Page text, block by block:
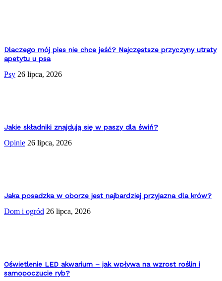
Dlaczego mój pies nie chce jeść? Najczęstsze przyczyny utraty
apetytu u psa
Psy 26 lipca, 2026
Jakie składniki znajdują się w paszy dla świń?
Opinie 26 lipca, 2026
Jaka posadzka w oborze jest najbardziej przyjazna dla krów?
Dom i ogród 26 lipca, 2026
Oświetlenie LED akwarium – jak wpływa na wzrost roślin i
samopoczucie ryb?